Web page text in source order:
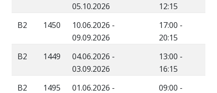
05.10.2026
12:15
B2
1450
10.06.2026 -
09.09.2026
17:00 -
20:15
B2
1449
04.06.2026 -
03.09.2026
13:00 -
16:15
B2
1495
01.06.2026 -
09:00 -